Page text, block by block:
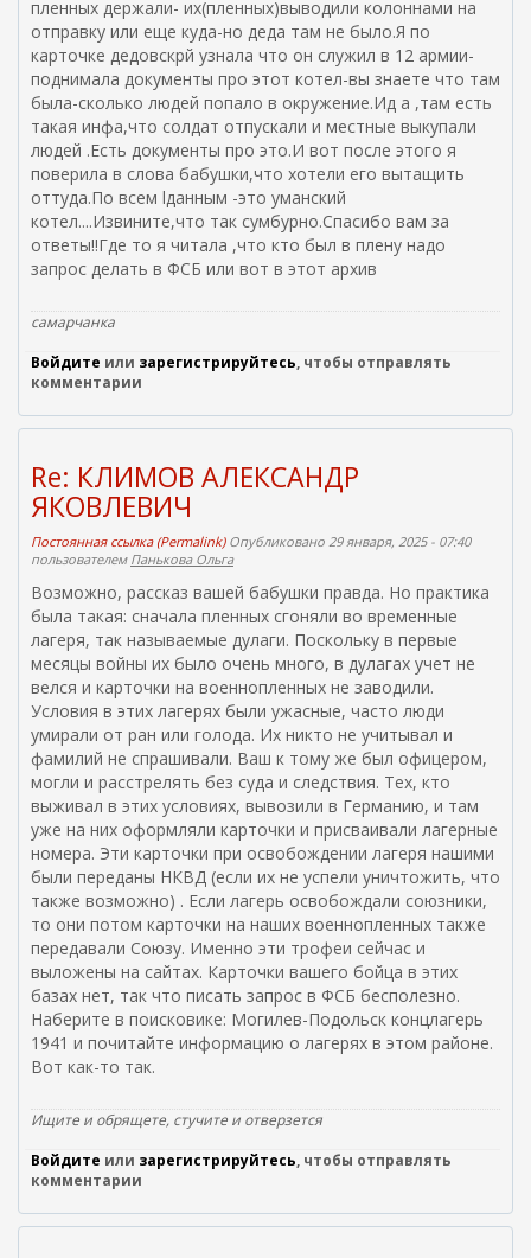
пленных держали- их(пленных)выводили колоннами на
отправку или еще куда-но деда там не было.Я по
карточке дедовскрй узнала что он служил в 12 армии-
поднимала документы про этот котел-вы знаете что там
была-сколько людей попало в окружение.Ид а ,там есть
такая инфа,что солдат отпускали и местные выкупали
людей .Есть документы про это.И вот после этого я
поверила в слова бабушки,что хотели его вытащить
оттуда.По всем lданным -это уманский
котел....Извините,что так сумбурно.Спасибо вам за
ответы!!Где то я читала ,что кто был в плену надо
запрос делать в ФСБ или вот в этот архив
самарчанка
Войдите или зарегистрируйтесь, чтобы отправлять
комментарии
Re: КЛИМОВ АЛЕКСАНДР
ЯКОВЛЕВИЧ
Постоянная ссылка (Permalink)Опубликовано 29 января, 2025 - 07:40
пользователем Панькова Ольга
Возможно, рассказ вашей бабушки правда. Но практика
была такая: сначала пленных сгоняли во временные
лагеря, так называемые дулаги. Поскольку в первые
месяцы войны их было очень много, в дулагах учет не
велся и карточки на военнопленных не заводили.
Условия в этих лагерях были ужасные, часто люди
умирали от ран или голода. Их никто не учитывал и
фамилий не спрашивали. Ваш к тому же был офицером,
могли и расстрелять без суда и следствия. Тех, кто
выживал в этих условиях, вывозили в Германию, и там
уже на них оформляли карточки и присваивали лагерные
номера. Эти карточки при освобождении лагеря нашими
были переданы НКВД (если их не успели уничтожить, что
также возможно) . Если лагерь освобождали союзники,
то они потом карточки на наших военнопленных также
передавали Союзу. Именно эти трофеи сейчас и
выложены на сайтах. Карточки вашего бойца в этих
базах нет, так что писать запрос в ФСБ бесполезно.
Наберите в поисковике: Могилев-Подольск концлагерь
1941 и почитайте информацию о лагерях в этом районе.
Вот как-то так.
Ищите и обрящете, стучите и отверзется
Войдите или зарегистрируйтесь, чтобы отправлять
комментарии